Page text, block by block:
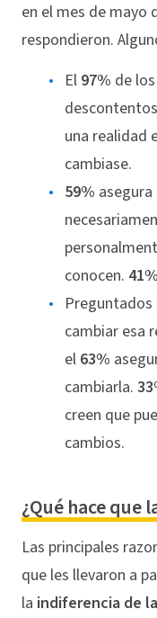
en el mes de mayo
respondieron.
El 97% de
una realidad
cambiase.
59%
conocen. 41%
Preguntados
cambiar esa
el 63%
cambiarla.
creen que
cambios.
¿Qué hace que
Las principales
que les llevaron a
la indiferencia de